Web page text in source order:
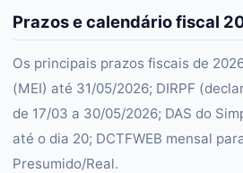
Prazos e calendário fiscal
Os principais prazos fiscais de
(MEI) até 31/05/2026; DIRPF
de 17/03 a 30/05/2026; DAS do
até o dia 20; DCTFWEB mensal
Presumido/Real.